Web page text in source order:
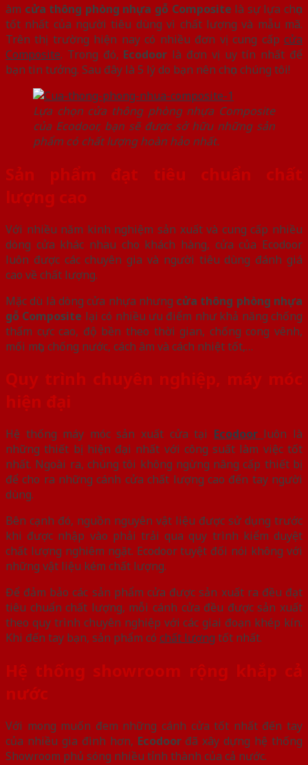
àm cửa thông phòng nhựa gỗ Composite là sự lựa chọn
tốt nhất của người tiêu dùng vì chất lượng và mẫu mã.
Trên thị trường hiện nay có nhiều đơn vị cung cấp cửa
Composite. Trong đó, Ecodoor là đơn vị uy tín nhất để
bạn tin tưởng. Sau đây là 5 lý do bạn nên chọn chúng tôi!
Lựa chọn cửa thông phòng nhựa Composite
của Ecodoor, bạn sẽ được sở hữu những sản
phẩm có chất lượng hoàn hảo nhất.
Sản phẩm đạt tiêu chuẩn chất
lượng cao
Với nhiều năm kinh nghiệm sản xuất và cung cấp nhiều
dòng cửa khác nhau cho khách hàng, cửa của Ecodoor
luôn được các chuyên gia và người tiêu dùng đánh giá
cao về chất lượng.
Mặc dù là dòng cửa nhựa nhưng cửa thông phòng nhựa
gỗ Composite lại có nhiều ưu điểm như khả năng chống
thấm cực cao, độ bền theo thời gian, chống cong vênh,
mối mọt, chống nước, cách âm và cách nhiệt tốt,…
Quy trình chuyên nghiệp, máy móc
hiện đại
Hệ thống máy móc sản xuất cửa tại Ecodoor luôn là
những thiết bị hiện đại nhất với công suất làm việc tốt
nhất. Ngoài ra, chúng tôi không ngừng nâng cấp thiết bị
để cho ra những cánh cửa chất lượng cao đến tay người
dùng.
Bên cạnh đó, nguồn nguyên vật liệu được sử dụng trước
khi được nhập vào phải trải qua quy trình kiểm duyệt
chất lượng nghiêm ngặt. Ecodoor tuyệt đối nói không với
những vật liệu kém chất lượng.
Để đảm bảo các sản phẩm cửa được sản xuất ra đều đạt
tiêu chuẩn chất lượng, mỗi cánh cửa đều được sản xuất
theo quy trình chuyên nghiệp với các giai đoạn khép kín.
Khi đến tay bạn, sản phẩm có chất lượng tốt nhất.
Hệ thống showroom rộng khắp cả
nước
Với mong muốn đem những cánh cửa tốt nhất đến tay
của nhiều gia đình hơn, Ecodoorđã xây dựng hệ thống
Showroom phủ sóng nhiều tỉnh thành của cả nước.